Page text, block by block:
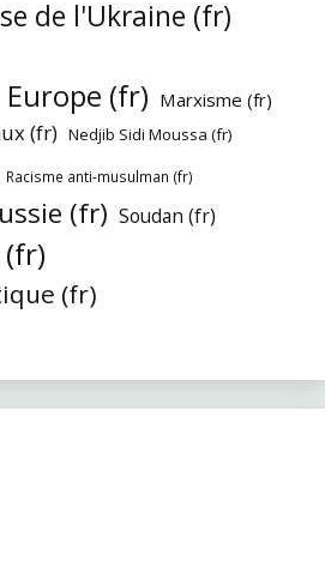
de l'Ukraine (fr)
Europe (fr) Marxisme (fr)
(fr) Nedjib Sidi Moussa (fr)
Racisme anti-musulman (fr)
(fr) Soudan (fr)
(fr)